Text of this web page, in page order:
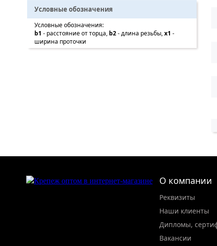
Условные обозначения
Условные обозначения:
b1 - расстояние от торца, b2- длина резьбы,x1 -
ширина проточки
О компании
Реквизиты
Наши клиенты
Дипломы,
Вакансии